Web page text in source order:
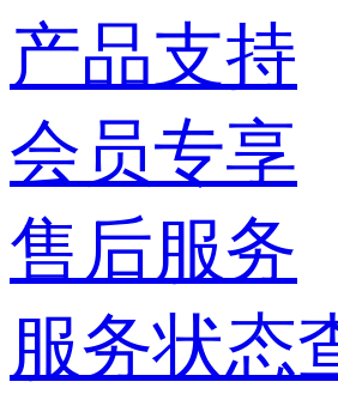
产品支持
会员专享
售后服务
服务状态